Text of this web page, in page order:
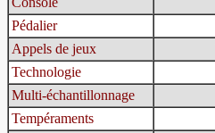
Pédalier
Appels de jeux
Technologie
Multi-échantillonnage
Tempéraments